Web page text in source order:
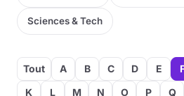
Sciences & Tech
Tout A B C D E
K
L M N O P Q